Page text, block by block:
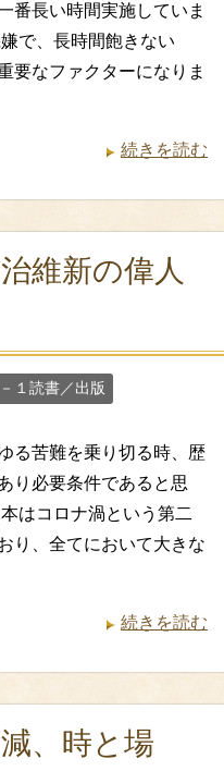
番長い時間実施していま
で、長時間飽きない
要なファクターになりま
続きを読む
維新の偉人
１読書／出版
る苦難を乗り切る時、歴
り必要条件であると思
はコロナ渦という第二
り、全てにおいて大きな
続きを読む
、時と場